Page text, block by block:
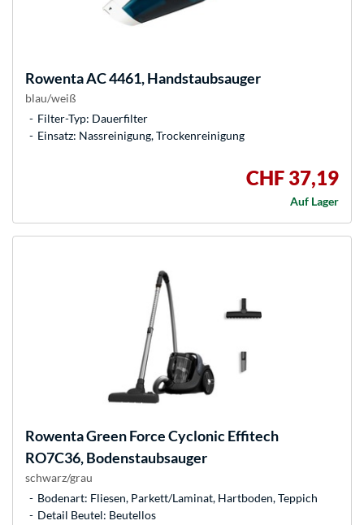
RowentaAC 4461, Handstaubsauger
blau/weiß
Filter-Typ: Dauerfilter
Einsatz: Nassreinigung, Trockenreinigung
CHF 37,19
Auf Lager
RowentaGreen Force Cyclonic Effitech
RO7C36, Bodenstaubsauger
schwarz/grau
Bodenart: Fliesen, Parkett/Laminat, Hartboden, Teppich
Detail Beutel: Beutellos